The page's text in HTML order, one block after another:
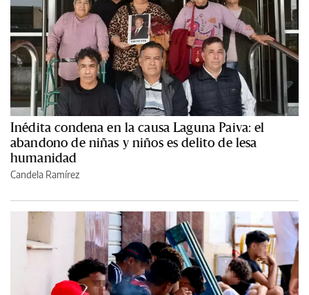
Inédita condena en la causa Laguna Paiva: el
abandono de niñas y niños es delito de lesa
humanidad
Candela Ramírez